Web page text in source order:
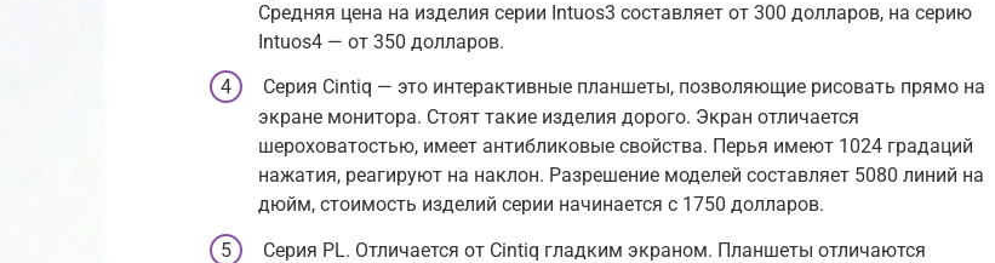
Средняя цена на изделия серии Intuos3 составляет от 300 долларов, на серию
Intuos4 — от 350 долларов.
Серия Cintiq — это интерактивные планшеты, позволяющие рисовать прямо на
экране монитора. Стоят такие изделия дорого. Экран отличается
шероховатостью, имеет антибликовые свойства. Перья имеют 1024 градаций
нажатия, реагируют на наклон. Разрешение моделей составляет 5080 линий на
дюйм, стоимость изделий серии начинается с 1750 долларов.
Серия PL. Отличается от Cintiq гладким экраном. Планшеты отличаются